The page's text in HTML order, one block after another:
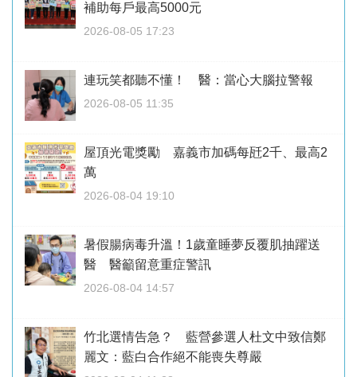
補助每戶最高5000元
2026-08-05 17:23
連玩笑都聽不懂！ 醫：當心大腦拉警報
2026-08-05 11:35
屋頂光電獎勵 嘉義市加碼每瓩2千、最高2
萬
2026-08-04 19:10
暑假腸病毒升溫！1歲童睡夢反覆肌抽躍送
醫 醫籲留意重症警訊
2026-08-04 14:57
竹北選情告急？ 藍營參選人杜文中致信鄭
麗文：藍白合作絕不能喪失尊嚴